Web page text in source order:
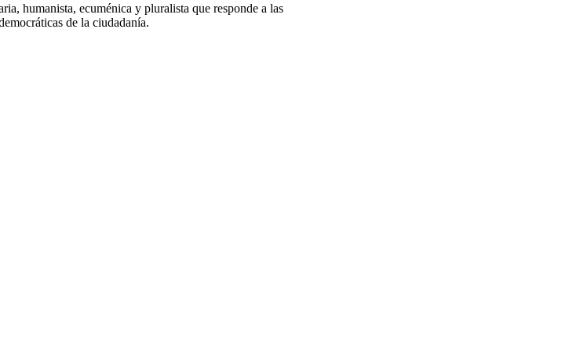
humanista, ecuménica y pluralista que responde a las
de la ciudadanía.